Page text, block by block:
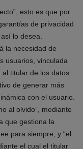
esto es que por
de privacidad
lo desea.
la necesidad de
usuarios, vinculada
titular de los datos
de generar más
con el usuario.
al olvido”, mediante
que gestiona la
para siempre, y “el
el cual el titular